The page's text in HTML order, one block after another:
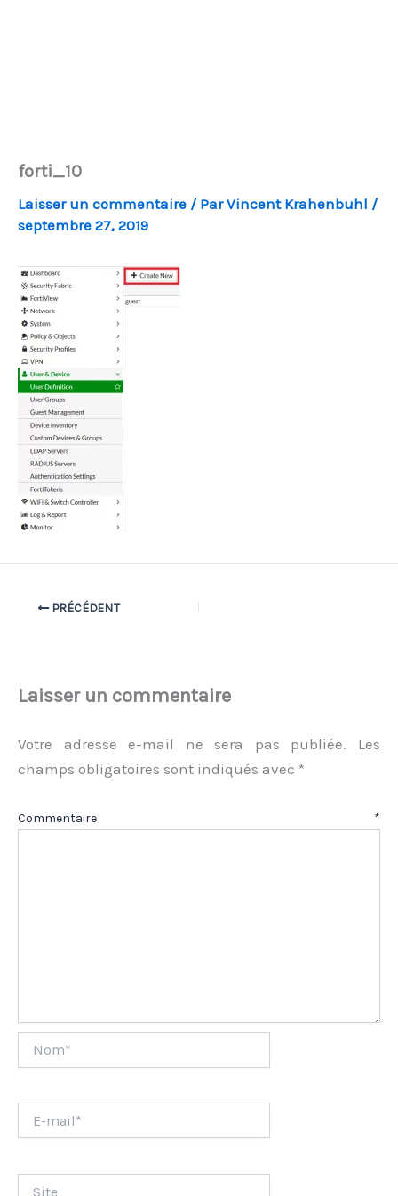
forti_10
Laisser un commentaire / ParVincent Krahenbuhl /
septembre 27, 2019
PRÉCÉDENT
Laisser un commentaire
Votre adresse e-mail ne sera pas publiée.
Les
champs obligatoires sont indiqués avec *
Commentaire *
mail*